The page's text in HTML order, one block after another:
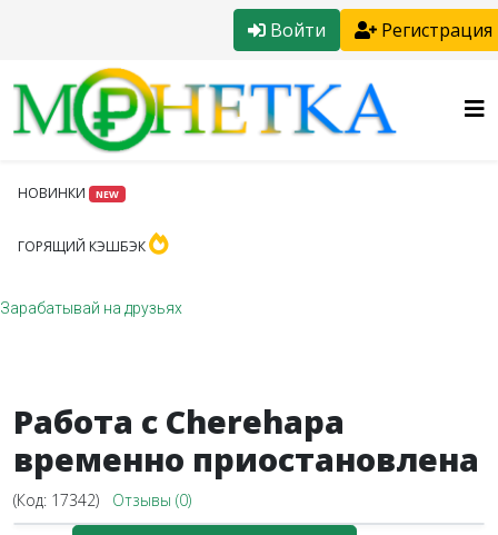
Войти Регистрация
НОВИНКИ NEW
ГОРЯЩИЙ КЭШБЭК
Зарабатывай на друзьях
Работа с Cherehapa
временно приостановлена
(Код: 17342) Отзывы (0)